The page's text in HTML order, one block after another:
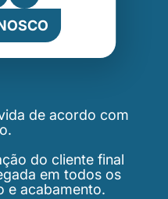
de acordo com
do cliente final
em todos os
e acabamento.